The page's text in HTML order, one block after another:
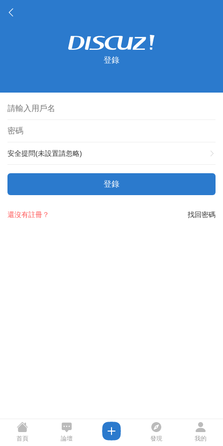
登錄
安全提問(未設置請忽略)
登錄
找回密碼
還沒有註冊？
首頁 論壇 發現 我的